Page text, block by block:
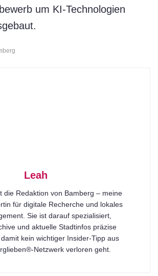
um KI-Technologien
Leah
die Redaktion von Bamberg – meine
für digitale Recherche und lokales
Sie ist darauf spezialisiert,
und aktuelle Stadtinfos präzise
kein wichtiger Insider-Tipp aus
Netzwerk verloren geht.